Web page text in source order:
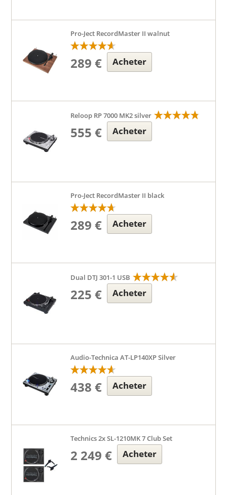
Pro-Ject RecordMaster II walnut
289 € Acheter
Reloop RP 7000 MK2 silver
555 € Acheter
Pro-Ject RecordMaster II black
289 € Acheter
Dual DTJ 301-1 USB
225 € Acheter
Audio-Technica AT-LP140XP Silver
438 € Acheter
Technics 2x SL-1210MK 7 Club Set
2 249 € Acheter